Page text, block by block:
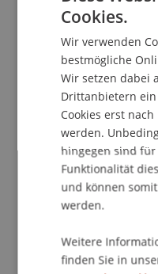
Studentische
Bibliothek
Universität
9490 Vaduz
Liechtenstein
Cookies.
Wir verwenden
bestmögliche
Wir setzen dabei
Drittanbietern ein
Cookies erst
werden.
hingegen sind
Funktionalität
und können
werden.
Weitere
finden Sie in